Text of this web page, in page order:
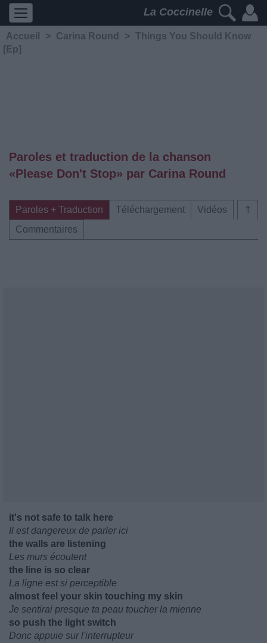
La Coccinelle
Accueil > Carina Round > Things You Should Know
[Ep]
Paroles et traduction de la chanson
«Please Don't Stop» par Carina Round
⇑
Paroles + Traduction Téléchargement
Vidéos
Commentaires
it's not safe to talk here
Il est dangereux de parler ici
the walls are listening
Les murs écoutent
the line is so clear
La ligne est si perceptible
almost feel your skin touching my skin
Je sentirai presque ta peau toucher la mienne
so push the light switch
Donc appuie sur l'interrupteur